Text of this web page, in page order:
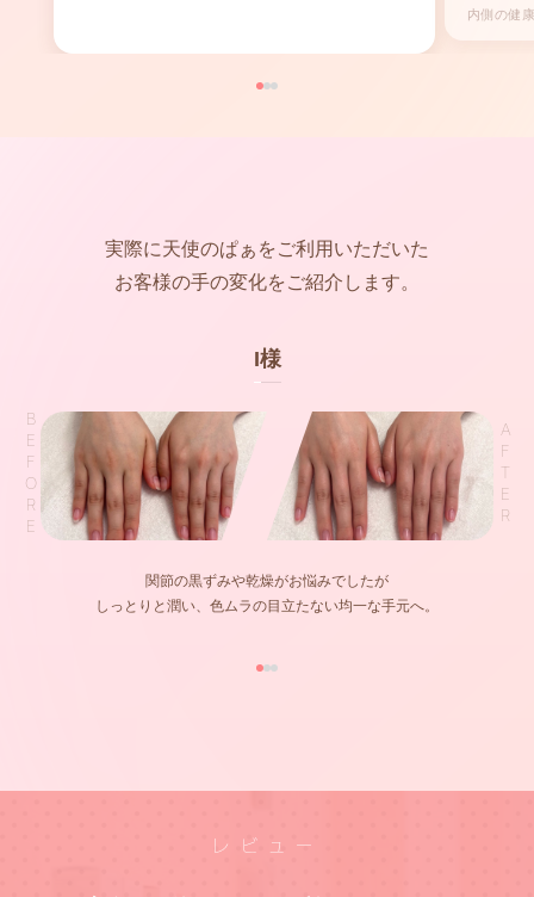
内側の健
実際に天使のぱぁをご利用いただいた
お客様の手の変化をご紹介します。
I様
BEFORE AFTER
関節の黒ずみや乾燥がお悩みでしたが
しっとりと潤い、色ムラの目立たない均一な手元へ。
レビュー